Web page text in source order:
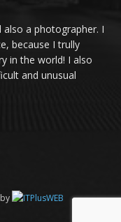
a photographer. I
because I trully
in the world! I also
and unusual